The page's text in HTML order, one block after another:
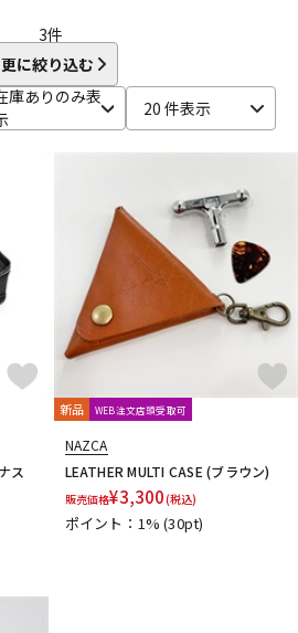
ウクレレ
パーカッション
エフェクター
3件
更に絞り込む
庫ありのみ表
20 件表示
ス
新品 WEB注文店頭受取可
NAZCA
LEATHER MULTI CASE (ブラウン)
販売価格¥3,300(税込)
ポイント：1%(30pt)